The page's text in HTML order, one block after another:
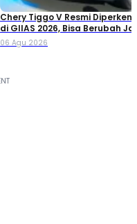
Chery Tiggo V Resmi
di GIIAS 2026, Bisa Berubah
Double Cabin
06 Agu 2026